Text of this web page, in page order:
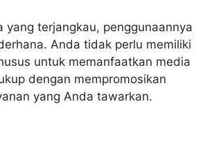
yang terjangkau, penggunaannya
Anda tidak perlu memiliki
untuk memanfaatkan media
dengan mempromosikan
yang Anda tawarkan.